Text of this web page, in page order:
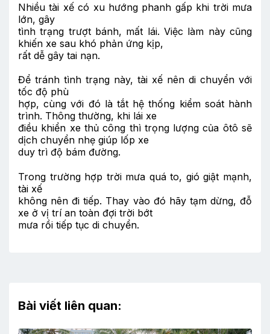
Nhiều tài xế có xu hướng phanh gấp khi trời mưa
lớn, gây
tình trạng trượt bánh, mất lái. Việc làm này cũng
khiến xe sau khó phản ứng kịp,
rất dễ gây tai nạn.
Để tránh tình trạng này, tài xế nên di chuyển với
tốc độ phù
hợp, cùng với đó là tắt hệ thống kiểm soát hành
trình. Thông thường, khi lái xe
điều khiển xe thủ công thì trọng lượng của ôtô sẽ
dịch chuyển nhẹ giúp lốp xe
duy trì độ bám đường.
Trong trường hợp trời mưa quá to, gió giật mạnh,
tài xế
không nên đi tiếp. Thay vào đó hãy tạm dừng, đỗ
xe ở vị trí an toàn đợi trời bớt
mưa rồi tiếp tục di chuyển.
Bài viết liên quan: